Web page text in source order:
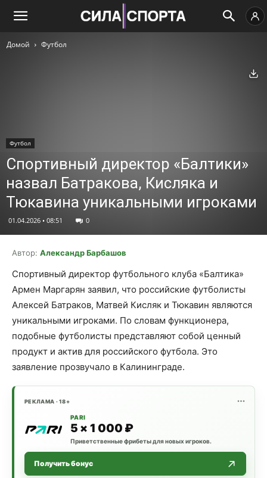
Домой Футбол
Футбол
Спортивный директор «Балтики»
назвал Батракова, Кисляка и
Тюкавинa уникальными игроками
01.04.2026 • 08:51 0
Автор: Александр Барбашов
Спортивный директор футбольного клуба «Балтика»
Армен Маргарян заявил, что российские футболисты
Алексей Батраков, Матвей Кисляк и Тюкавин являются
уникальными игроками. По словам функционера,
подобные футболисты представляют собой ценный
продукт и актив для российского футбола. Это
заявление прозвучало в Калининграде.
РЕКЛАМА · 18+
PARI
5 × 1 000 ₽
Приветственные фрибеты для новых игроков.
Получить бонус